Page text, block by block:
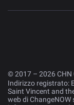
© 2017 – 2026 CHN
Indirizzo registrato:
Saint Vincent and
web di